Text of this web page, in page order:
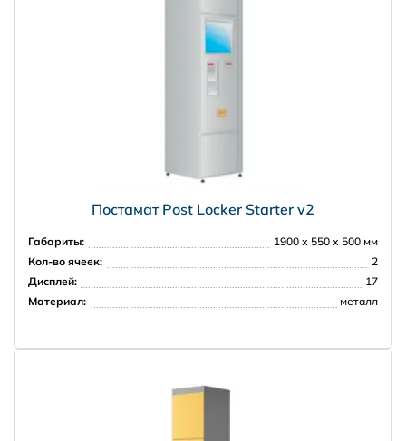
НПО Энергомаш
Постамат Post Locker Starter v2
Габариты:
1900 х 550 х 500 мм
Кол-во ячеек:
2
Дисплей:
17
Материал:
металл